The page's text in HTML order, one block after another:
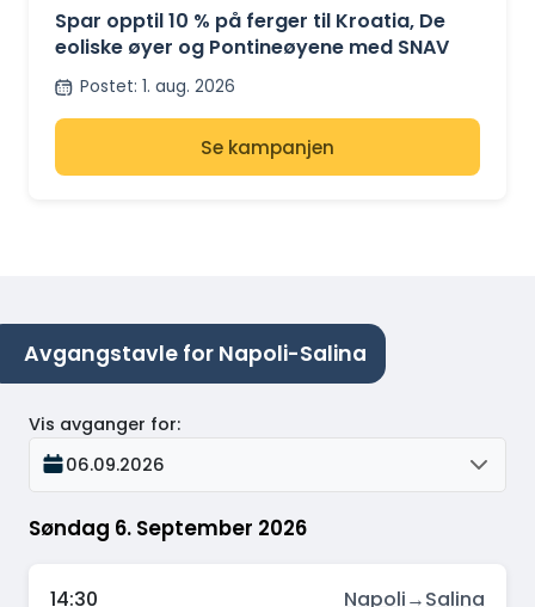
ITALIA
Spar opptil 10 % på ferger til Kroatia, De
eoliske øyer og Pontineøyene med SNAV
Postet: 1. aug. 2026
Se kampanjen
Avgangstavle for Napoli-Salina
Søndag 6. September 2026
Vis avganger for:
06.09.2026
14:30 Napoli→Salina